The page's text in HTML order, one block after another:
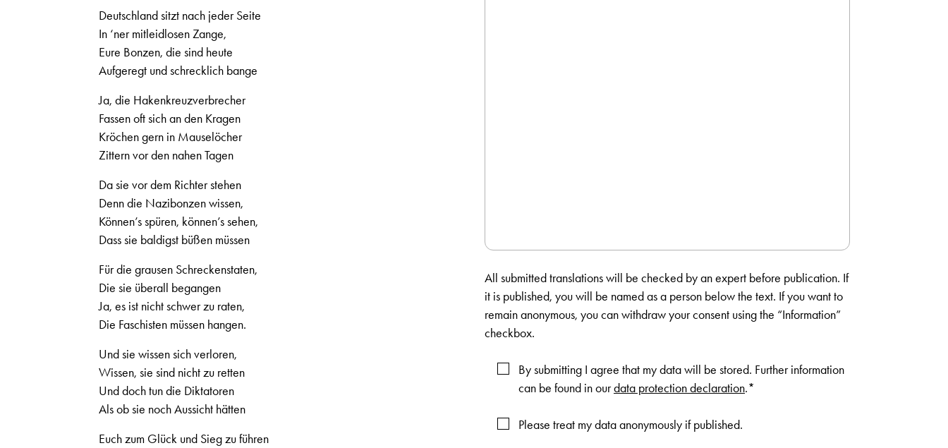
Deutschland sitzt nach jeder Seite
In ‘ner mitleidlosen Zange,
Eure Bonzen, die sind heute
Aufgeregt und schrecklich bange
Ja, die Hakenkreuzverbrecher
Fassen oft sich an den Kragen
Kröchen gern in Mauselöcher
Zittern vor den nahen Tagen
Da sie vor dem Richter stehen
Denn die Nazibonzen wissen,
Können’s spüren, können’s sehen,
Dass sie baldigst büßen müssen
Für die grausen Schreckenstaten,
Die sie überall begangen
Ja, es ist nicht schwer zu raten,
Die Faschisten müssen hangen.
Und sie wissen sich verloren,
Wissen, sie sind nicht zu retten
Und doch tun die Diktatoren
Als ob sie noch Aussicht hätten
Euch zum Glück und Sieg zu führen
All submitted translations will be checked by an expert before publication. If
it is published, you will be named as a person below the text. If you want to
remain anonymous, you can withdraw your consent using the “Information”
checkbox.
By submitting I agree that my data will be stored. Further information
can be found in ourdata protection declaration.*
Please treat my data anonymously if published.